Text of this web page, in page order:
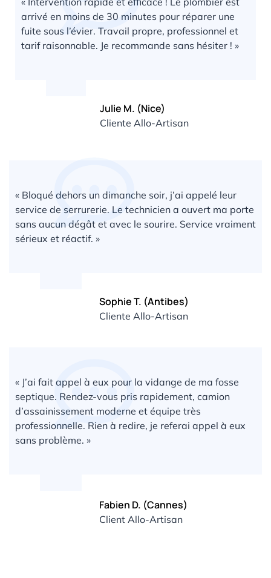
arrivé en moins de 30 minutes pour réparer une
fuite sous l’évier. Travail propre, professionnel et
tarif raisonnable. Je recommande sans hésiter ! »
Julie M. (Nice)
Cliente Allo-Artisan
« Bloqué dehors un dimanche soir, j’ai appelé leur
service de serrurerie. Le technicien a ouvert ma porte
sans aucun dégât et avec le sourire. Service vraiment
sérieux et réactif. »
Sophie T. (Antibes)
Cliente Allo-Artisan
« J’ai fait appel à eux pour la vidange de ma fosse
septique. Rendez-vous pris rapidement, camion
d’assainissement moderne et équipe très
professionnelle. Rien à redire, je referai appel à eux
sans problème. »
Fabien D. (Cannes)
Client Allo-Artisan